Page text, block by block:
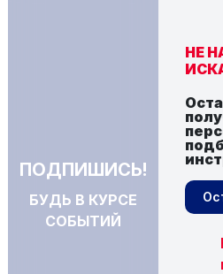
ПОДПИШИСЬ!
БУДЬ В КУРСЕ
СОБЫТИЙ
НЕ